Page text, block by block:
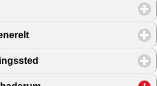
click to expand contents
click to expand contents